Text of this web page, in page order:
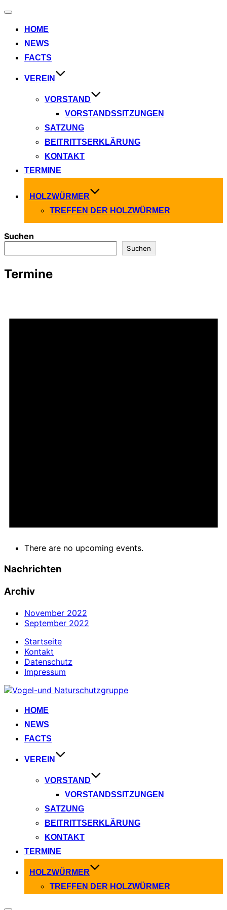
Navigation
HOME
NEWS
FACTS
VEREIN
VORSTAND
VORSTANDSSITZUNGEN
SATZUNG
BEITRITTSERKLÄRUNG
KONTAKT
TERMINE
HOLZWÜRMER
TREFFEN DER HOLZWÜRMER
Suchen
Suchen
Termine
There are no upcoming events.
Nachrichten
Archiv
November 2022
September 2022
Startseite
Kontakt
Datenschutz
Impressum
Zum
springenHOME
NEWS
FACTS
VEREIN
VORSTAND
VORSTANDSSITZUNGEN
SATZUNG
BEITRITTSERKLÄRUNG
KONTAKT
TERMINE
HOLZWÜRMER
TREFFEN DER HOLZWÜRMER